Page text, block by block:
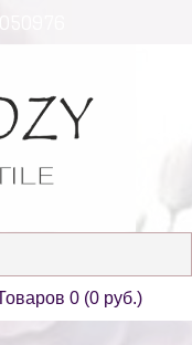
0 (0 руб.)